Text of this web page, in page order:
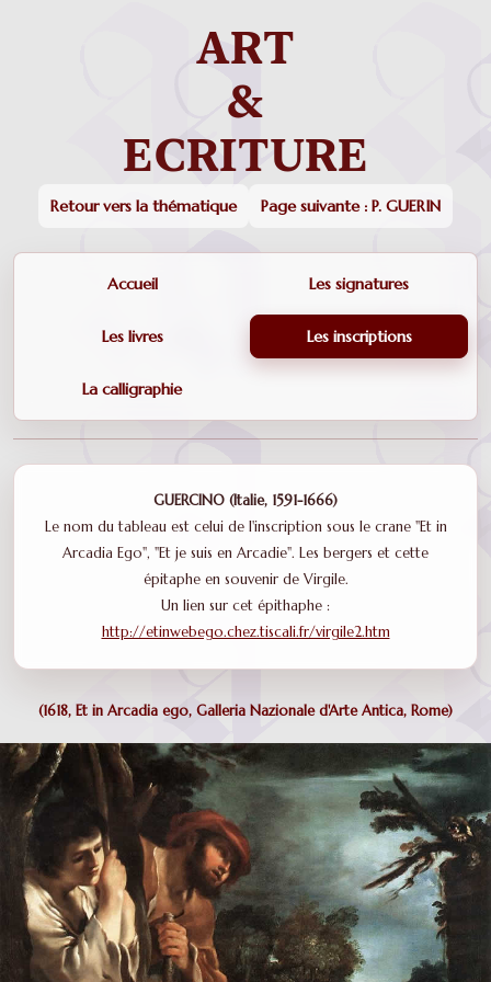
Retour vers la thématique Page suivante : P. GUERIN
Accueil Les signatures
Les livres Les inscriptions
La calligraphie
GUERCINO (Italie, 1591-1666)
Le nom du tableau est celui de l'inscription sous le crane "Et in
Arcadia Ego", "Et je suis en Arcadie". Les bergers et cette
épitaphe en souvenir de Virgile.
Un lien sur cet épithaphe :
http://etinwebego.chez.tiscali.fr/virgile2.htm
(1618, Et in Arcadia ego, Galleria Nazionale d'Arte Antica, Rome)